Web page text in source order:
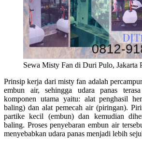
Sewa Misty Fan di Duri Pulo, Jakarta
Prinsip kerja dari misty fan adalah
embun air, sehingga udara panas
komponen utama yaitu: alat penghasil
baling) dan alat pemecah air (piringan).
partike kecil (embun) dan kemudian
baling. Proses penyebaran embun air
menyebabkan udara panas menjadi lebih